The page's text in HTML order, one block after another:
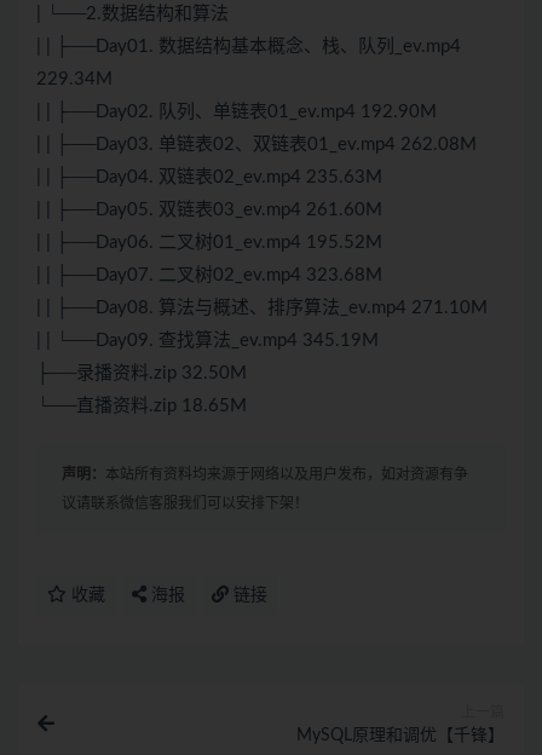
| └──2.数据结构和算法
| | ├──Day01. 数据结构基本概念、栈、队列_ev.mp4
229.34M
| | ├──Day02. 队列、单链表01_ev.mp4 192.90M
| | ├──Day03. 单链表02、双链表01_ev.mp4 262.08M
| | ├──Day04. 双链表02_ev.mp4 235.63M
| | ├──Day05. 双链表03_ev.mp4 261.60M
| | ├──Day06. 二叉树01_ev.mp4 195.52M
| | ├──Day07. 二叉树02_ev.mp4 323.68M
| | ├──Day08. 算法与概述、排序算法_ev.mp4 271.10M
| | └──Day09. 查找算法_ev.mp4 345.19M
├──录播资料.zip 32.50M
└──直播资料.zip 18.65M
声明： 本站所有资料均来源于网络以及用户发布，如对资源有争
议请联系微信客服我们可以安排下架！
收藏 海报 链接
MySQL原理和调优【千锋】